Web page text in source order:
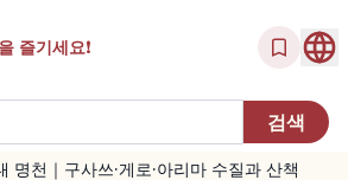
즐기세요!
명천｜구사쓰·게로·아리마 수질과 산책